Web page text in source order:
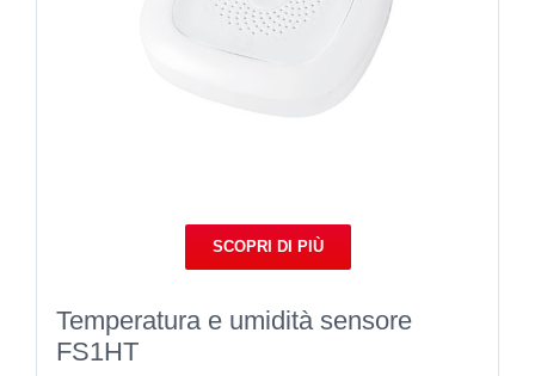
SCOPRI DI PIÙ
Temperatura e umidità sensore
FS1HT